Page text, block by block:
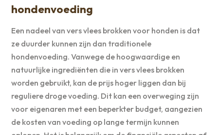
hondenvoeding
Een nadeel van vers vlees brokken voor honden is dat
ze duurder kunnen zijn dan traditionele
hondenvoeding. Vanwege de hoogwaardige en
natuurlijke ingrediënten die in vers vlees brokken
worden gebruikt, kan de prijs hoger liggen dan bij
reguliere droge voeding. Dit kan een overweging zijn
voor eigenaren met een beperkter budget, aangezien
de kosten van voeding op lange termijn kunnen